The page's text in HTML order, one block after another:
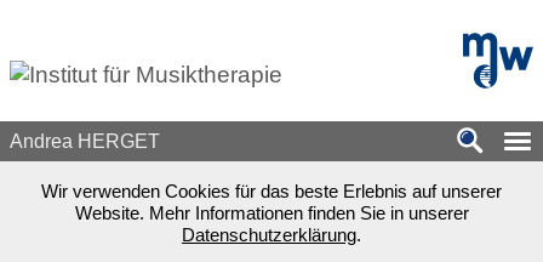
mdw -
Andrea HERGET
Wir verwenden Cookies für das beste Erlebnis auf unserer
Website. Mehr Informationen finden Sie in unserer
Datenschutzerklärung.